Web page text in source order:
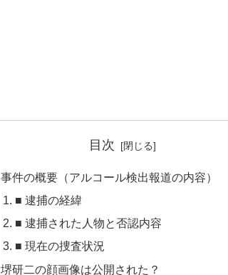
目次
事件の概要（アルコール検出報道の内容）
■ 逮捕の経緯
■ 逮捕された人物と否認内容
■ 現在の捜査状況
堺研二の顔画像は公開された？